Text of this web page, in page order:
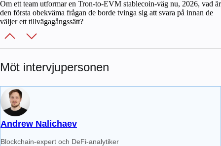
Om ett team utformar en Tron-to-EVM stablecoin-väg nu, 2026, vad är
den första obekväma frågan de borde tvinga sig att svara på innan de
väljer ett tillvägagångssätt?
Möt intervjupersonen
Andrew Nalichaev
Blockchain-expert och DeFi-analytiker